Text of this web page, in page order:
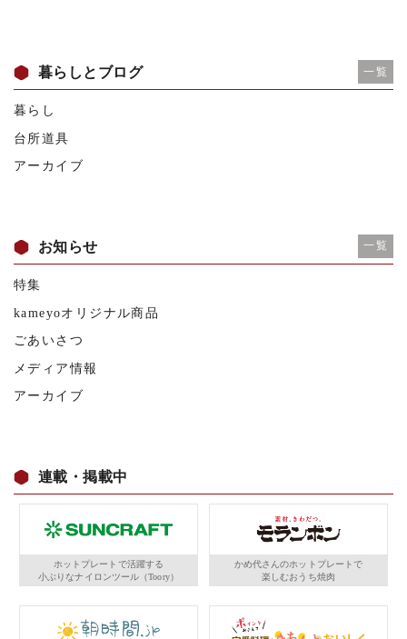
暮らしとブログ 一覧
暮らし
台所道具
アーカイブ
お知らせ 一覧
特集
kameyoオリジナル商品
ごあいさつ
メディア情報
アーカイブ
連載・掲載中
ホットプレートで活躍する
小ぶりなナイロンツール（Toory）
かめ代さんのホットプレートで
楽しむおうち焼肉